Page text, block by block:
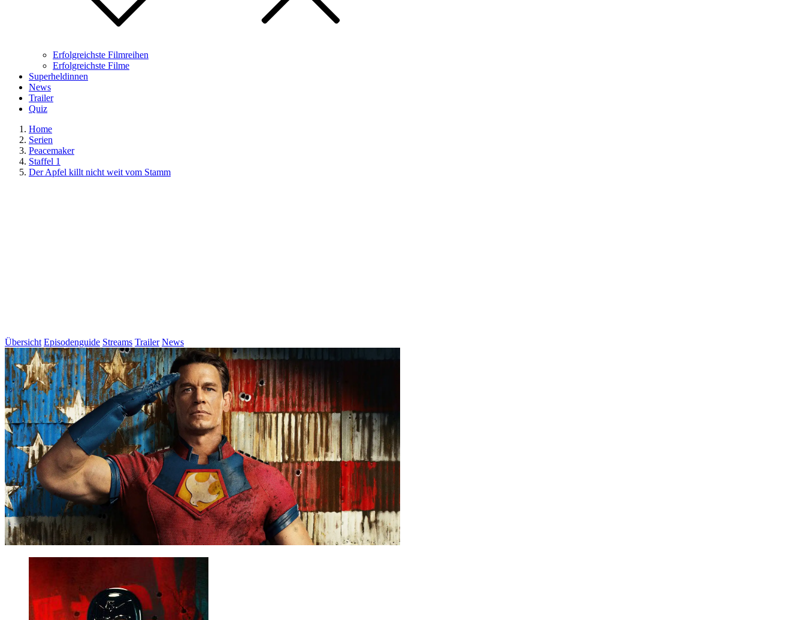
Erfolgreichste Filmreihen
Erfolgreichste Filme
Superheldinnen
News
Trailer
Quiz
Home
Serien
Peacemaker
Staffel 1
Der Apfel killt nicht weit vom Stamm
Übersicht Episodenguide Streams Trailer News